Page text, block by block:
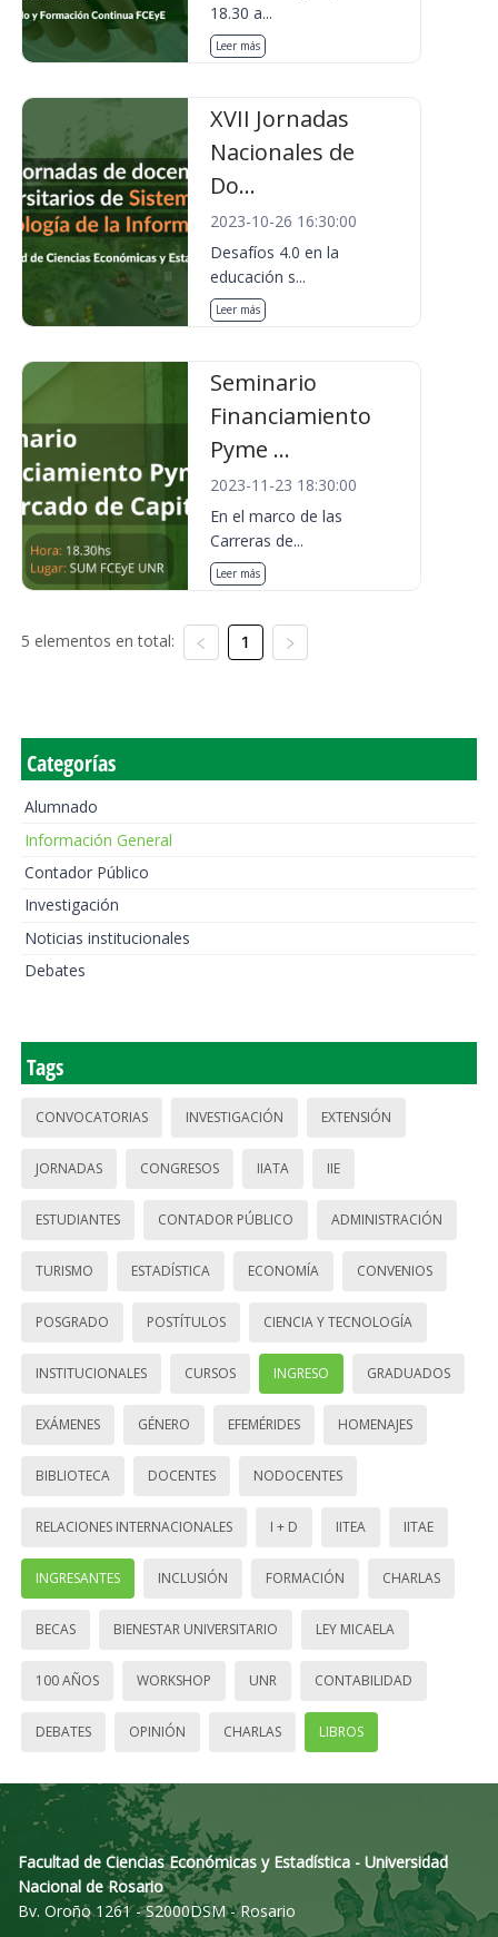
18.30 a...
Leer más
XVII Jornadas
Nacionales de
Do...
2023-10-26 16:30:00
Desafíos 4.0 en la
educación s...
Leer más
Seminario
Financiamiento
Pyme ...
2023-11-23 18:30:00
En el marco de las
Carreras de...
Leer más
5 elementos en total: 1
Categorías
Alumnado
Información General
Contador Público
Investigación
Noticias institucionales
Debates
Tags
CONVOCATORIAS INVESTIGACIÓN EXTENSIÓN
JORNADAS CONGRESOS IIATA IIE
ESTUDIANTES CONTADOR PÚBLICO ADMINISTRACIÓN
TURISMO ESTADÍSTICA ECONOMÍA CONVENIOS
POSGRADO POSTÍTULOS CIENCIA Y TECNOLOGÍA
INSTITUCIONALES CURSOS INGRESO GRADUADOS
EXÁMENES GÉNERO EFEMÉRIDES HOMENAJES
BIBLIOTECA DOCENTES NODOCENTES
RELACIONES INTERNACIONALES I + D IITEA IITAE
INGRESANTES INCLUSIÓN FORMACIÓN CHARLAS
BECAS BIENESTAR UNIVERSITARIO LEY MICAELA
100 AÑOS WORKSHOP UNR CONTABILIDAD
DEBATES OPINIÓN CHARLAS LIBROS
Facultad de Ciencias Económicas y Estadística - Universidad
Nacional de Rosario
Bv. Oroño 1261 - S2000DSM - Rosario